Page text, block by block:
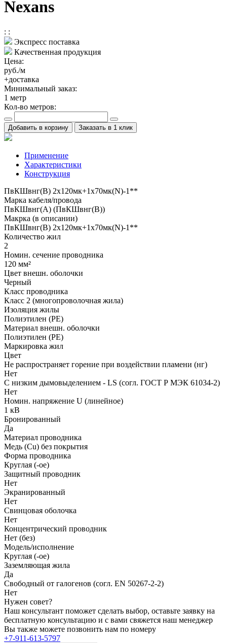
Nexans
: :
Экспресс поставка
Качественная продукция
Цена:
руб./м
+доставка
Минимальный заказ:
1 метр
Кол-во метров:
Добавить в корзину Заказать в 1 клик
Применение
Характеристики
Конструкция
ПвКШвнг(B) 2x120мк+1x70мк(N)-1**
Марка кабеля/провода
ПвКШвнг(А) (ПвКШвнг(B))
Макрка (в описании)
ПвКШвнг(B) 2x120мк+1x70мк(N)-1**
Количество жил
2
Номин. сечение проводника
120 мм²
Цвет внешн. оболочки
Черный
Класс проводника
Класс 2 (многопроволочная жила)
Изоляция жилы
Полиэтилен (PE)
Материал внешн. оболочки
Полиэтилен (PE)
Маркировка жил
Цвет
Не распространяет горение при воздействии пламени (нг)
Нет
С низким дымовыделением - LS (согл. ГОСТ Р МЭК 61034-2)
Нет
Номин. напряжение U (линейное)
1 кВ
Бронированный
Да
Материал проводника
Медь (Cu) без покрытия
Форма проводника
Круглая (-ое)
Защитный проводник
Нет
Экранированный
Нет
Свинцовая оболочка
Нет
Концентрический проводник
Нет (без)
Модель/исполнение
Круглая (-ое)
Заземляющая жила
Да
Свободный от галогенов (согл. EN 50267-2-2)
Нет
Нужен совет?
Наш консультант поможет сделать выбор, оставьте заявку на
бесплатную консультацию и с вами свяжется наш менеджер
Вы также можете позвонить нам по номеру
+7-911-613-5797